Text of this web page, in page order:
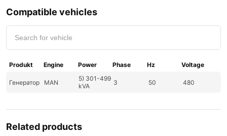
Compatible vehicles
Produkt Engine Power Phase Hz Voltage
Генератор MAN
5) 301-499
kVA
3 50 480
Related products